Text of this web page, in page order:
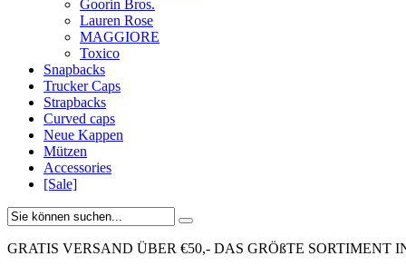
Goorin Bros.
Lauren Rose
MAGGIORE
Toxico
Snapbacks
Trucker Caps
Strapbacks
Curved caps
Neue Kappen
Mützen
Accessories
[Sale]
GRATIS VERSAND ÜBER €50,- DAS GRÖßTE SORTIMENT